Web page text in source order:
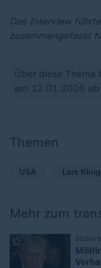
Das Interview
zusammengefasst
Über diese
am 12.01.2026
Themen
USA Lars
Mehr zum